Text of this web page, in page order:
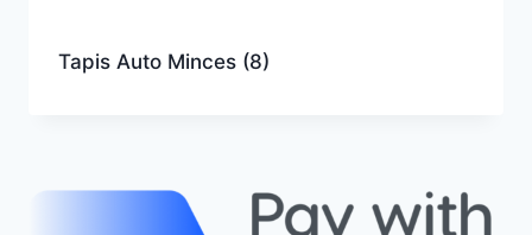
Tapis Auto Minces (8)